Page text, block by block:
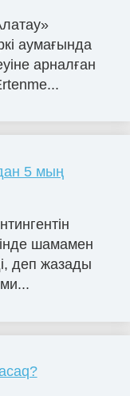
аумағында
арналған
5 мың
шамамен
деп жазады